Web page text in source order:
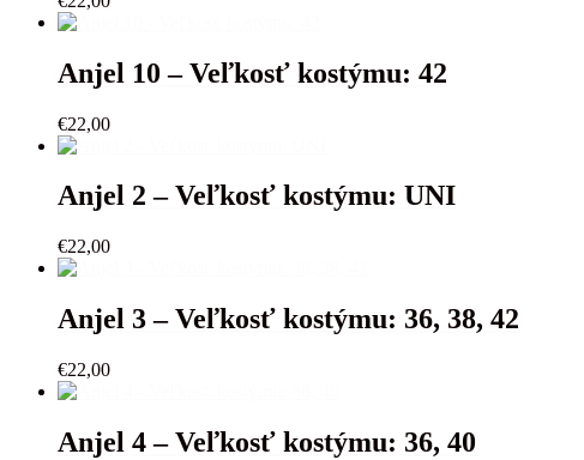
Anjel 10 – Veľkosť kostýmu: 42
€22,00
Anjel 2 – Veľkosť kostýmu: UNI
€22,00
Anjel 3 – Veľkosť kostýmu: 36, 38, 42
€22,00
Anjel 4 – Veľkosť kostýmu: 36, 40